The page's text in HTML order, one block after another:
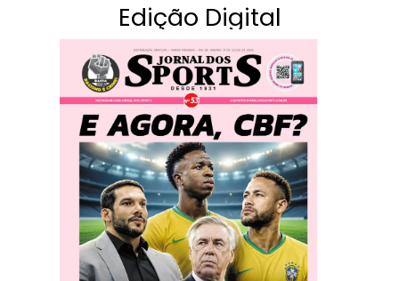
Edição Digital